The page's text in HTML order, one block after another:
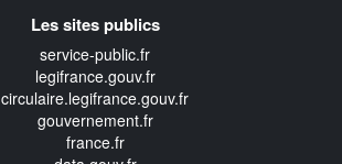
Les sites publics
service-public.fr
legifrance.gouv.fr
circulaire.legifrance.gouv.fr
gouvernement.fr
france.fr